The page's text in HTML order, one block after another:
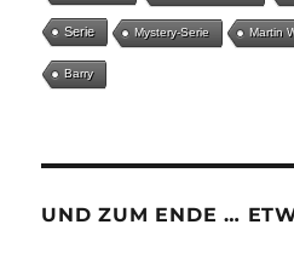
Serie Mystery-Serie Martin
Barry
UND ZUM ENDE …